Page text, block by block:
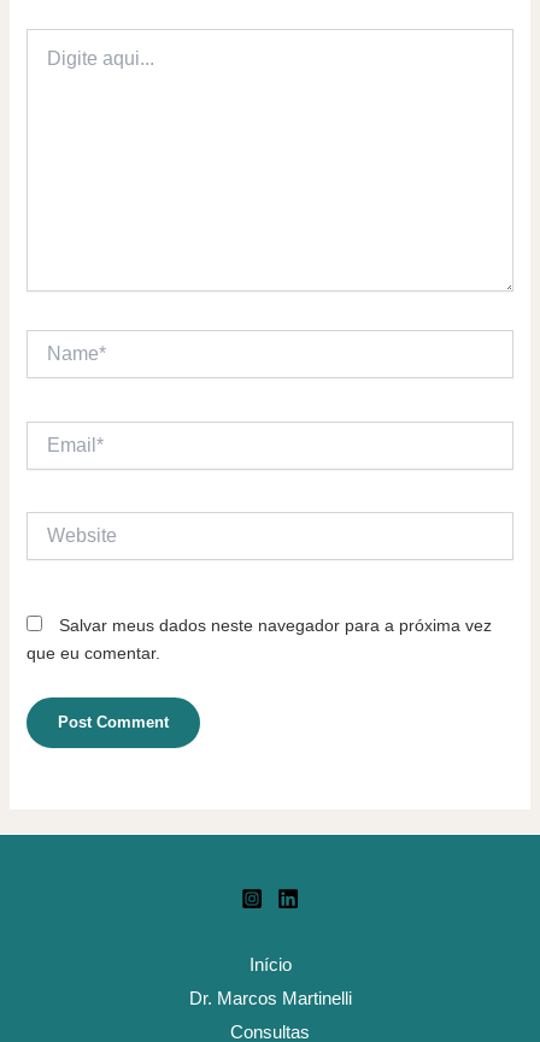
aqui...
Name*
Website
Salvar meus dados neste navegador para a próxima vez
que eu comentar.
Início
Dr. Marcos Martinelli
Consultas